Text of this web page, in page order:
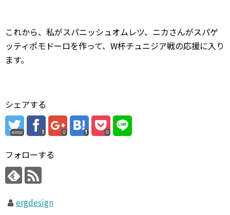
これから、私がスパニッシュオムレツ、ニカさんがスパゲ
ッティポモドーロを作って、W杯チュニジア戦の応援に入り
ます。
シェアする
error 0 0
フォローする
ergdesign